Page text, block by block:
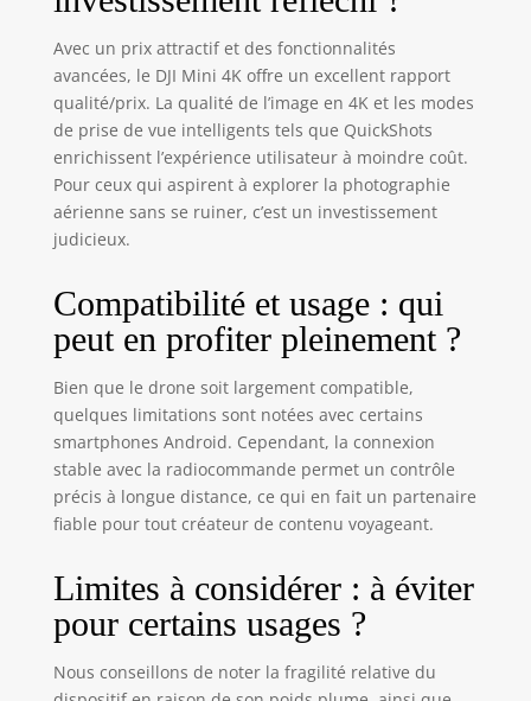
d’utilisation et sûr - DJI Mini 4K
prend en charge le
décollage/atterrissage en un clic,
le retour au point de départ (RTH)
automatique par GPS, le vol
stationnaire stable et un pilotage
simplifié idéal pour les débutants.
rapide du vol. Boostez votre
créativité avec des QuickShots
intelligents - En quelques clics,
Mini 4K réalise automatiquement
des vidéos de niveau
professionnel grâce aux modes
Spirale, Dronie, Fusée, Cercle et
Boomerang. Comprend DJI Mini
4K, une batterie, une RC-N1C et
tout le nécessaire pour des vols 4K
idéale et abordable pour les
débutants. Remarques : la
réglementation relative aux drones
l’utilisation que vous en faites.
Avec un prix attractif et des fonctionnalités
avancées, le DJI Mini 4K offre un excellent rapport
qualité/prix. La qualité de l’image en 4K et les modes
de prise de vue intelligents tels que QuickShots
enrichissent l’expérience utilisateur à moindre coût.
Pour ceux qui aspirent à explorer la photographie
aérienne sans se ruiner, c’est un investissement
judicieux.
Compatibilité et usage : qui
peut en profiter pleinement ?
Bien que le drone soit largement compatible,
quelques limitations sont notées avec certains
smartphones Android. Cependant, la connexion
stable avec la radiocommande permet un contrôle
précis à longue distance, ce qui en fait un partenaire
fiable pour tout créateur de contenu voyageant.
Limites à considérer : à éviter
pour certains usages ?
Nous conseillons de noter la fragilité relative du